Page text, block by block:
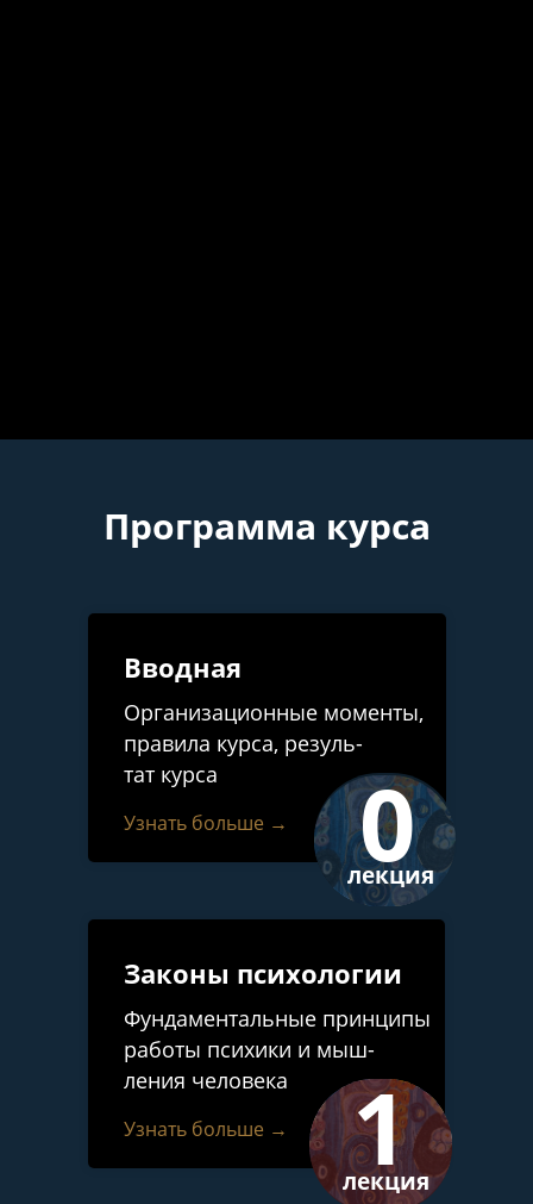
Программа курса
Вводная
Организационные моменты,
правила курса, резуль-
тат курса
Узнать больше →
Узнать больше →
Фундаментальные принципы
работы психики и мыш-
ления человека
Законы психологии
0
1
лекция
лекция